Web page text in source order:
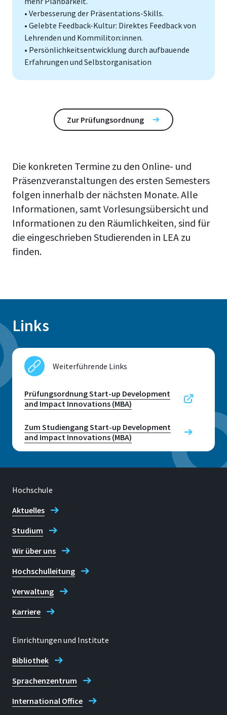
• Verbesserung der Präsentations-Skills.
• Gelebte Feedback-Kultur: Direktes Feedback von
Lehrenden und Kommiliton:innen.
• Persönlichkeitsentwicklung durch aufbauende
Erfahrungen und Selbstorganisation
Zur Prüfungsordnung
Die konkreten Termine zu den Online- und
Präsenzveranstaltungen des ersten Semesters
folgen innerhalb der nächsten Monate. Alle
Informationen, samt Vorlesungsübersicht und
Informationen zu den Räumlichkeiten, sind für
die eingeschrieben Studierenden in LEA zu
finden.
Links
Weiterführende Links
Prüfungsordnung Start-up Development
and Impact Innovations (MBA)
Zum Studiengang Start-up Development
and Impact Innovations (MBA)
Hochschule
Aktuelles
Studium
Wir über uns
Hochschulleitung
Verwaltung
Karriere
Einrichtungen und Institute
Bibliothek
Sprachenzentrum
International Office